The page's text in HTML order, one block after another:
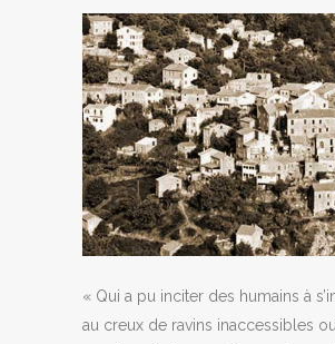
« Qui a pu inciter des humains à
au creux de ravins inaccessibles